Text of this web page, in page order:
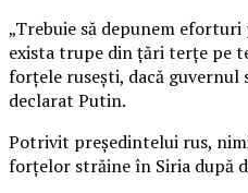
„Trebuie să depunem
exista trupe din țări terțe pe
forțele ruseşti, dacă guvernul
declarat Putin.
Potrivit preşedintelui rus,
forțelor străine în Siria după